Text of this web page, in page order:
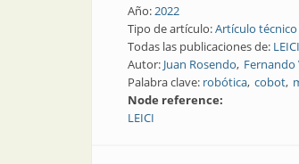
Año:2022
Tipo de artículo:Artículo técnico
Todas las publicaciones de: LEICI
Autor: Juan Rosendo Fernando
Palabra clave: robótica cobot
Node reference:
LEICI